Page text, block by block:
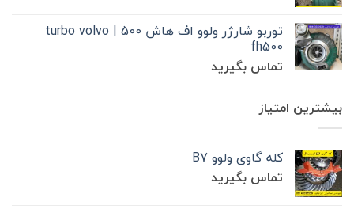
توربو شارژر ولوو اف هاش 500 | turbo volvo
fh500
تماس بگیرید
بیشترین امتیاز
کله گاوی ولوو B7
تماس بگیرید